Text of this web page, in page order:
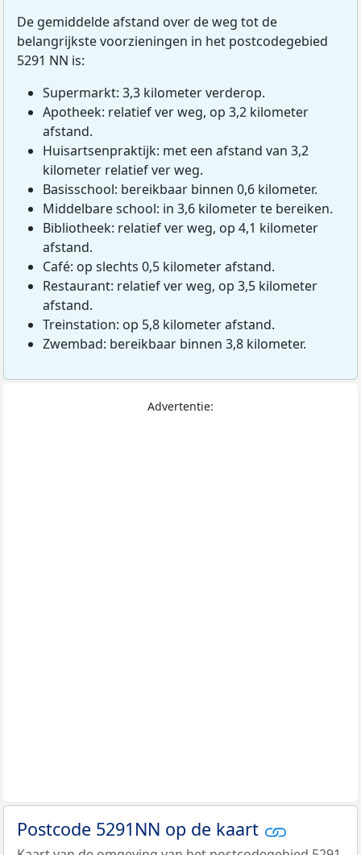
De gemiddelde afstand over de weg tot de
belangrijkste voorzieningen in het postcodegebied
5291 NN is:
Supermarkt: 3,3 kilometer verderop.
Apotheek: relatief ver weg, op 3,2 kilometer
afstand.
Huisartsenpraktijk: met een afstand van 3,2
kilometer relatief ver weg.
Basisschool: bereikbaar binnen 0,6 kilometer.
Middelbare school: in 3,6 kilometer te bereiken.
Bibliotheek: relatief ver weg, op 4,1 kilometer
afstand.
Café: op slechts 0,5 kilometer afstand.
Restaurant: relatief ver weg, op 3,5 kilometer
afstand.
Treinstation: op 5,8 kilometer afstand.
Zwembad: bereikbaar binnen 3,8 kilometer.
Advertentie:
Postcode 5291NN op de kaart